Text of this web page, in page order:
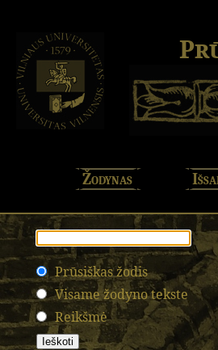
Žodynas
Prūsiškas žodis
Visame žodyno tekste
Reikšmė